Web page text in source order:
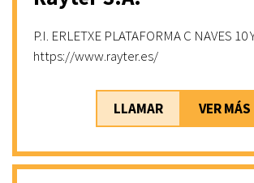
P.I. ERLETXE PLATAFORMA C NAVES 10
https://www.rayter.es/
LLAMAR VER MÁS